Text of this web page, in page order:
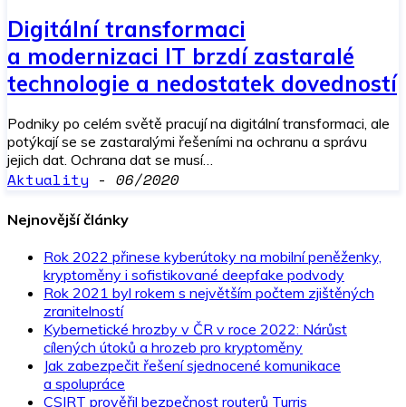
Digitální transformaci
a modernizaci IT brzdí zastaralé
technologie a nedostatek dovedností
Podniky po celém světě pracují na digitální transformaci, ale
potýkají se se zastaralými řešeními na ochranu a správu
jejich dat. Ochrana dat se musí…
Aktuality - 06/2020
Nejnovější články
Rok 2022 přinese kyberútoky na mobilní peněženky,
kryptoměny i sofistikované deepfake podvody
Rok 2021 byl rokem s největším počtem zjištěných
zranitelností
Kybernetické hrozby v ČR v roce 2022: Nárůst
cílených útoků a hrozeb pro kryptoměny
Jak zabezpečit řešení sjednocené komunikace
a spolupráce
CSIRT prověřil bezpečnost routerů Turris